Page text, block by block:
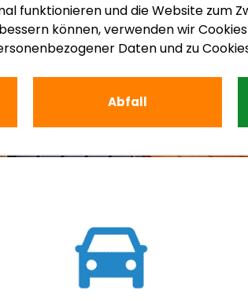
funktionieren und die Website zum
können, verwenden wir
Daten und zu
Abfall